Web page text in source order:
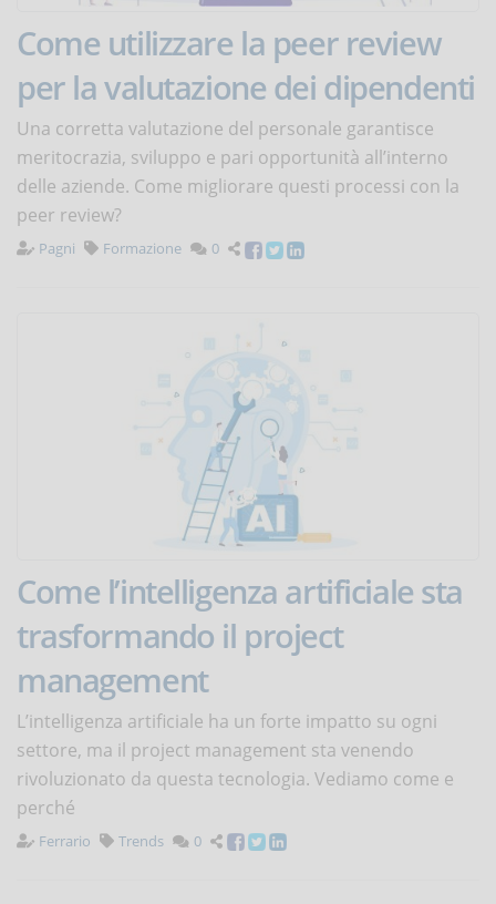
Come utilizzare la peer review
per la valutazione dei dipendenti
Una corretta valutazione del personale garantisce
meritocrazia, sviluppo e pari opportunità all’interno
delle aziende. Come migliorare questi processi con la
peer review?
Pagni Formazione 0
Come l’intelligenza artificiale sta
trasformando il project
management
L’intelligenza artificiale ha un forte impatto su ogni
settore, ma il project management sta venendo
rivoluzionato da questa tecnologia. Vediamo come e
perché
Ferrario Trends 0